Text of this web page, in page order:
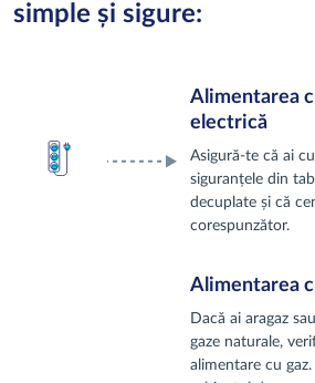
simple și sigure:
Alimentarea
electrică
Asigură‑te că ai
siguranțele din
decuplate și că
corespunzător.
Alimentarea
Dacă ai aragaz
gaze naturale,
alimentare cu